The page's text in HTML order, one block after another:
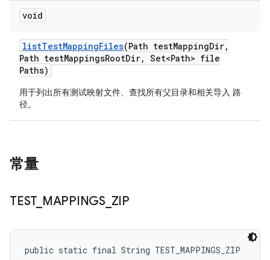
void
listTestMappingFiles(Path testMappingDir,
Path testMappingsRootDir, Set<Path> file
Paths)
用于列出所有测试映射文件、查找所有父目录和相关导入 路
径。
常量
TEST_ MAPPINGS_ ZIP
public static final String TEST_MAPPINGS_ZIP